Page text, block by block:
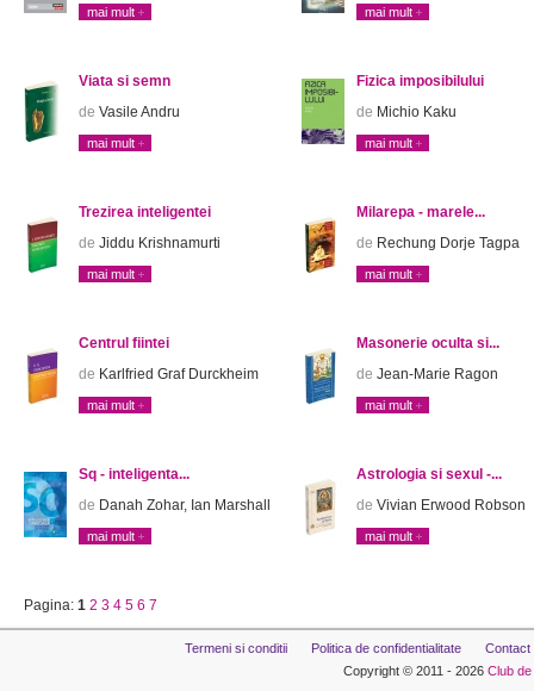
mai mult mai mult
Viata si semn
de Vasile Andru
mai mult
Fizica imposibilului
de Michio Kaku
mai mult
Trezirea inteligentei
de Jiddu Krishnamurti
mai mult
Milarepa - marele...
de Rechung Dorje Tagpa
mai mult
Centrul fiintei
de Karlfried Graf Durckheim
mai mult
Masonerie oculta si...
de Jean-Marie Ragon
mai mult
Sq - inteligenta...
de Danah Zohar, Ian Marshall
mai mult
Astrologia si sexul -...
de Vivian Erwood Robson
mai mult
Pagina: 1 2 3 4 5 6 7
Termeni si conditii Politica de confidentialitate
Contact
Copyright © 2011 - 2026 Club